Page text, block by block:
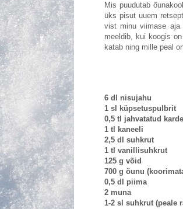
Mis puudutab
üks pisut uuem
vist minu viimase aja
meeldib, kui koogis
katab ning mille peal
6 dl nisujahu
1 sl küpsetuspulbrit
0,5 tl jahvatatud
1 tl kaneeli
2,5 dl suhkrut
1 tl vanillisuhkrut
125 g võid
700 g õunu
0,5 dl piima
2 muna
1-2 sl suhkrut (peale